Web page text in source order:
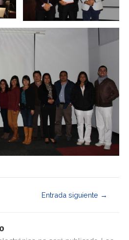
Entrada siguiente →